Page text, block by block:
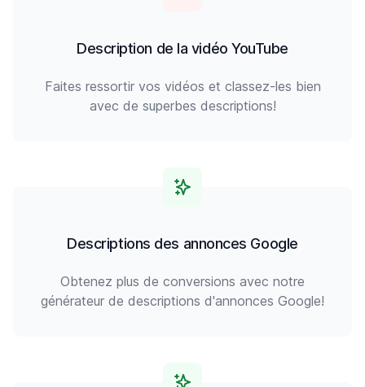
Description de la vidéo YouTube
Faites ressortir vos vidéos et classez-les bien
avec de superbes descriptions!
Descriptions des annonces Google
Obtenez plus de conversions avec notre
générateur de descriptions d'annonces Google!